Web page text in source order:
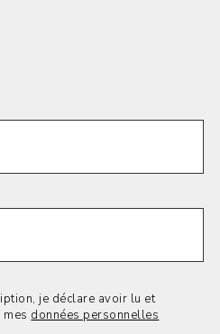
je déclare avoir lu et
données personnelles